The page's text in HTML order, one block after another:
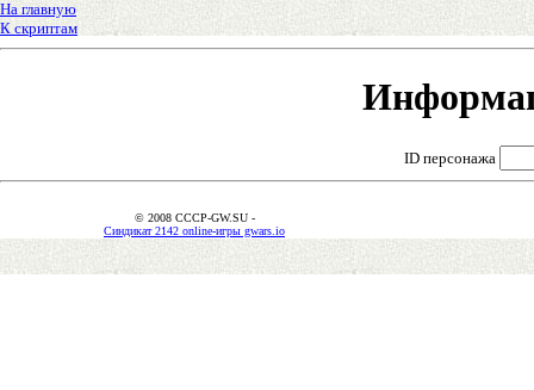
На главную
К скриптам
ID персонажа
© 2008 CCCP-GW.SU -
Синдикат 2142 online-игры gwars.io